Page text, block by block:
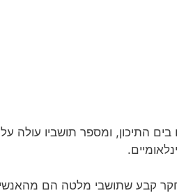
התיכון, ומספר תושביו עולה על
קבע שתושבי מלטה הם